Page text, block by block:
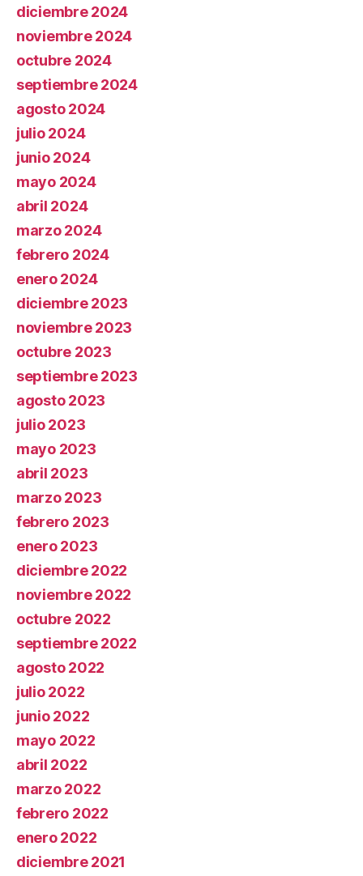
diciembre 2024
noviembre 2024
octubre 2024
septiembre 2024
agosto 2024
julio 2024
junio 2024
mayo 2024
abril 2024
marzo 2024
febrero 2024
enero 2024
diciembre 2023
noviembre 2023
octubre 2023
septiembre 2023
agosto 2023
julio 2023
mayo 2023
abril 2023
marzo 2023
febrero 2023
enero 2023
diciembre 2022
noviembre 2022
octubre 2022
septiembre 2022
agosto 2022
julio 2022
junio 2022
mayo 2022
abril 2022
marzo 2022
febrero 2022
enero 2022
diciembre 2021